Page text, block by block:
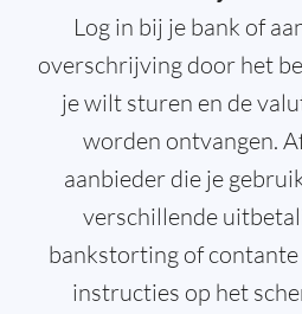
Log in bij je bank of
overschrijving door het
je wilt sturen en de
worden ontvangen.
aanbieder die je
verschillende
bankstorting of contante
instructies op het